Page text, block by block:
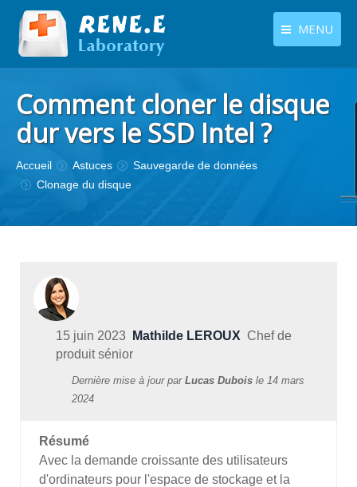
MENU
Centre de téléchargement
Langues
Comment cloner le disque
dur vers le SSD Intel ?
Vous êtes ici :
Accueil Astuces
Sauvegarde de données
Clonage du disque
15 juin 2023 Mathilde LEROUX Chef de
produit sénior
Dernière mise à jour par Lucas Dubois le 14 mars
2024
Résumé
Avec la demande croissante des utilisateurs
d'ordinateurs pour l'espace de stockage et la